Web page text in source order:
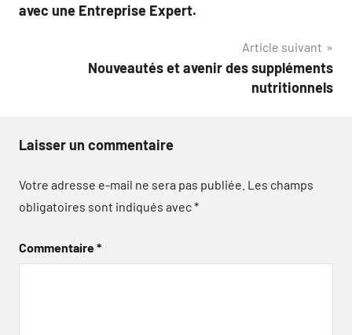
avec une Entreprise Expert.
Article suivant
Nouveautés et avenir des suppléments
nutritionnels
Laisser un commentaire
Votre adresse e-mail ne sera pas publiée. Les champs
obligatoires sont indiqués avec*
Commentaire*